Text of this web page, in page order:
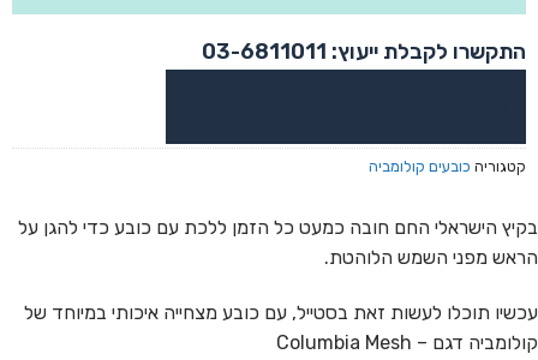
התקשרו לקבלת ייעוץ: 03-6811011
קטגוריה כובעים קולומביה
בקיץ הישראלי החם חובה כמעט כל הזמן ללכת עם כובע כדי להגן על
הראש מפני השמש הלוהטת.
עכשיו תוכלו לעשות זאת בסטייל, עם כובע מצחייה איכותי במיוחד של
קולומביה דגם – Columbia Mesh